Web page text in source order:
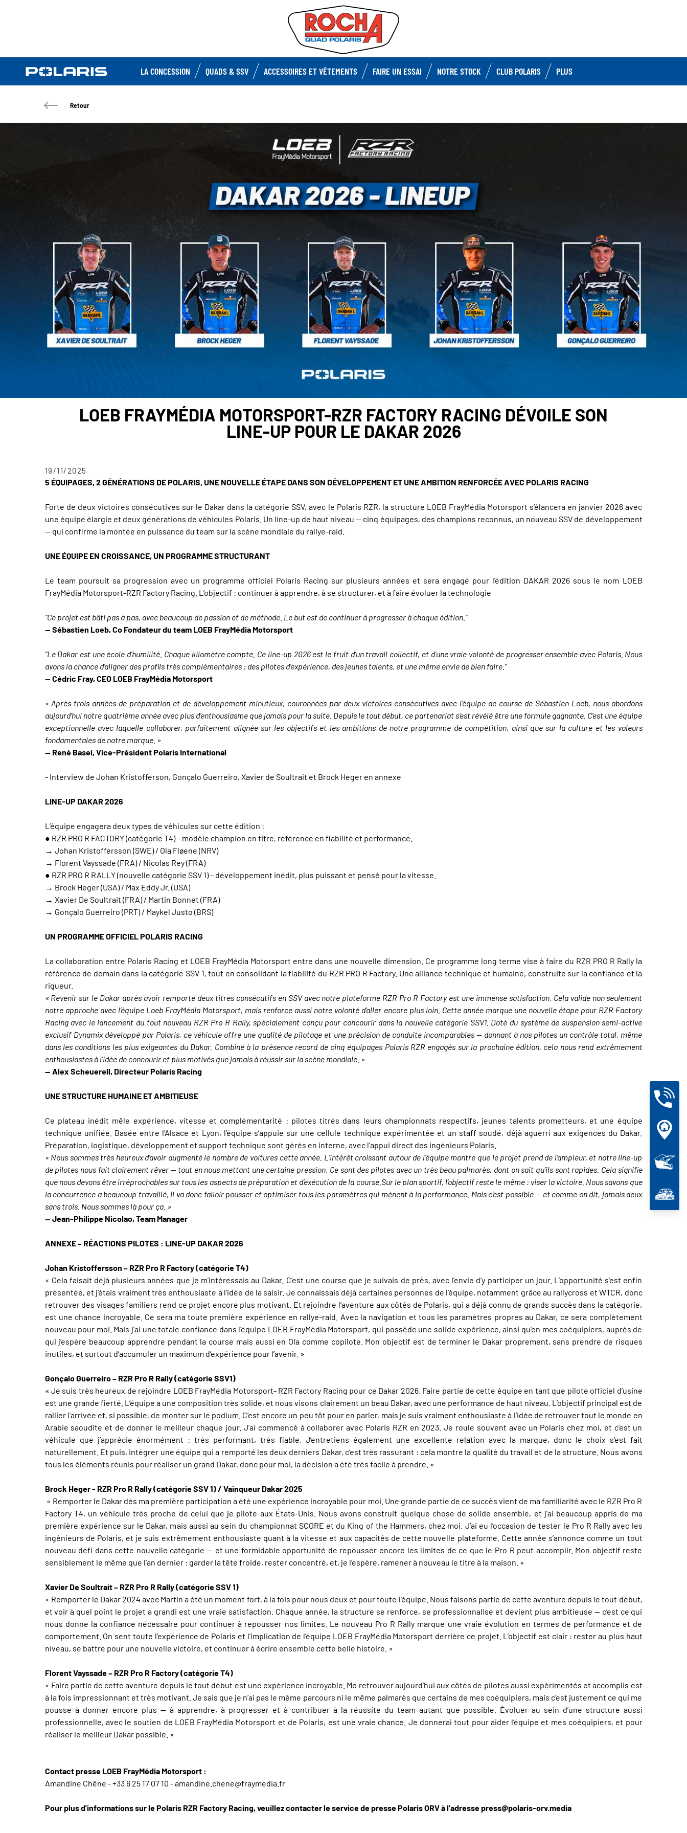
LA CONCESSION QUADS & SSV ACCESSOIRES ET VÊTEMENTS FAIRE UN ESSAI NOTRE STOCK CLUB POLARIS PLUS
Retour
LOEB FRAYMÉDIA MOTORSPORT-RZR FACTORY RACING DÉVOILE SON
LINE-UP POUR LE DAKAR 2026
19/11/2025
5 ÉQUIPAGES, 2 GÉNÉRATIONS DE POLARIS, UNE NOUVELLE ÉTAPE DANS SON DÉVELOPPEMENT ET UNE AMBITION RENFORCÉE AVEC POLARIS RACING
Forte de deux victoires consécutives sur le Dakar dans la catégorie SSV, avec le Polaris RZR, la structure LOEB FrayMédia Motorsport s’élancera en janvier 2026 avec
une équipe élargie et deux générations de véhicules Polaris. Un line-up de haut niveau — cinq équipages, des champions reconnus, un nouveau SSV de développement
— qui confirme la montée en puissance du team sur la scène mondiale du rallye-raid.
UNE ÉQUIPE EN CROISSANCE, UN PROGRAMME STRUCTURANT
Le team poursuit sa progression avec un programme officiel Polaris Racing sur plusieurs années et sera engagé pour l’édition DAKAR 2026 sous le nom LOEB
FrayMédia Motorsport-RZR Factory Racing. L’objectif : continuer à apprendre, à se structurer, et à faire évoluer la technologie
“Ce projet est bâti pas à pas, avec beaucoup de passion et de méthode. Le but est de continuer à progresser à chaque édition.”
— Sébastien Loeb, Co Fondateur du team LOEB FrayMédia Motorsport
“Le Dakar est une école d’humilité. Chaque kilomètre compte. Ce line-up 2026 est le fruit d’un travail collectif, et d’une vraie volonté de progresser ensemble avec Polaris. Nous
avons la chance d’aligner des profils très complémentaires : des pilotes d’expérience, des jeunes talents, et une même envie de bien faire.”
— Cédric Fray, CEO LOEB FrayMédia Motorsport
« Après trois années de préparation et de développement minutieux, couronnées par deux victoires consécutives avec l’équipe de course de Sébastien Loeb, nous abordons
aujourd’hui notre quatrième année avec plus d’enthousiasme que jamais pour la suite. Depuis le tout début, ce partenariat s’est révélé être une formule gagnante. C’est une équipe
exceptionnelle avec laquelle collaborer, parfaitement alignée sur les objectifs et les ambitions de notre programme de compétition, ainsi que sur la culture et les valeurs
fondamentales de notre marque. »
— René Basei, Vice-Président Polaris International
- Interview de Johan Kristofferson, Gonçalo Guerreiro, Xavier de Soultrait et Brock Heger en annexe
LINE-UP DAKAR 2026
L’équipe engagera deux types de véhicules sur cette édition :
● RZR PRO R FACTORY (catégorie T4) – modèle champion en titre, référence en fiabilité et performance.
→ Johan Kristoffersson (SWE) / Ola Fløene (NRV)
→ Florent Vayssade (FRA) / Nicolas Rey (FRA)
● RZR PRO R RALLY (nouvelle catégorie SSV 1) – développement inédit, plus puissant et pensé pour la vitesse.
→ Brock Heger (USA) / Max Eddy Jr. (USA)
→ Xavier De Soultrait (FRA) / Martin Bonnet (FRA)
→ Gonçalo Guerreiro (PRT) / Maykel Justo (BRS)
UN PROGRAMME OFFICIEL POLARIS RACING
La collaboration entre Polaris Racing et LOEB FrayMédia Motorsport entre dans une nouvelle dimension. Ce programme long terme vise à faire du RZR PRO R Rally la
référence de demain dans la catégorie SSV 1, tout en consolidant la fiabilité du RZR PRO R Factory. Une alliance technique et humaine, construite sur la confiance et la
rigueur.
« Revenir sur le Dakar après avoir remporté deux titres consécutifs en SSV avec notre plateforme RZR Pro R Factory est une immense satisfaction. Cela valide non seulement
notre approche avec l’équipe Loeb FrayMédia Motorsport, mais renforce aussi notre volonté d’aller encore plus loin. Cette année marque une nouvelle étape pour RZR Factory
Racing avec le lancement du tout nouveau RZR Pro R Rally, spécialement conçu pour concourir dans la nouvelle catégorie SSV1. Doté du système de suspension semi-active
exclusif Dynamix développé par Polaris, ce véhicule offre une qualité de pilotage et une précision de conduite incomparables — donnant à nos pilotes un contrôle total, même
dans les conditions les plus exigeantes du Dakar. Combiné à la présence record de cinq équipages Polaris RZR engagés sur la prochaine édition, cela nous rend extrêmement
enthousiastes à l’idée de concourir et plus motivés que jamais à réussir sur la scène mondiale. »
— Alex Scheuerell, Directeur Polaris Racing
UNE STRUCTURE HUMAINE ET AMBITIEUSE
Ce plateau inédit mêle expérience, vitesse et complémentarité : pilotes titrés dans leurs championnats respectifs, jeunes talents prometteurs, et une équipe
technique unifiée. Basée entre l’Alsace et Lyon, l’équipe s’appuie sur une cellule technique expérimentée et un staff soudé, déjà aguerri aux exigences du Dakar.
Préparation, logistique, développement et support technique sont gérés en interne, avec l’appui direct des ingénieurs Polaris.
« Nous sommes très heureux d’avoir augmenté le nombre de voitures cette année. L’intérêt croissant autour de l’équipe montre que le projet prend de l’ampleur, et notre line-up
de pilotes nous fait clairement rêver — tout en nous mettant une certaine pression. Ce sont des pilotes avec un très beau palmarès, dont on sait qu’ils sont rapides. Cela signifie
que nous devons être irréprochables sur tous les aspects de préparation et d’exécution de la course.Sur le plan sportif, l’objectif reste le même : viser la victoire. Nous savons que
la concurrence a beaucoup travaillé, il va donc falloir pousser et optimiser tous les paramètres qui mènent à la performance. Mais c’est possible — et comme on dit, jamais deux
sans trois. Nous sommes là pour ça. »
— Jean-Philippe Nicolao, Team Manager
ANNEXE – RÉACTIONS PILOTES : LINE-UP DAKAR 2026
Johan Kristoffersson – RZR Pro R Factory (catégorie T4)
« Cela faisait déjà plusieurs années que je m’intéressais au Dakar. C’est une course que je suivais de près, avec l’envie d’y participer un jour. L’opportunité s’est enfin
présentée, et j’étais vraiment très enthousiaste à l’idée de la saisir. Je connaissais déjà certaines personnes de l’équipe, notamment grâce au rallycross et WTCR, donc
retrouver des visages familiers rend ce projet encore plus motivant. Et rejoindre l’aventure aux côtés de Polaris, qui a déjà connu de grands succès dans la catégorie,
est une chance incroyable. Ce sera ma toute première expérience en rallye-raid. Avec la navigation et tous les paramètres propres au Dakar, ce sera complètement
nouveau pour moi. Mais j’ai une totale confiance dans l’équipe LOEB FrayMédia Motorsport, qui possède une solide expérience, ainsi qu’en mes coéquipiers, auprès de
qui j’espère beaucoup apprendre pendant la course mais aussi en Ola comme copilote. Mon objectif est de terminer le Dakar proprement, sans prendre de risques
inutiles, et surtout d’accumuler un maximum d’expérience pour l’avenir. »
Gonçalo Guerreiro – RZR Pro R Rally (catégorie SSV1)
« Je suis très heureux de rejoindre LOEB FrayMédia Motorsport- RZR Factory Racing pour ce Dakar 2026. Faire partie de cette équipe en tant que pilote officiel d’usine
est une grande fierté. L’équipe a une composition très solide, et nous visons clairement un beau Dakar, avec une performance de haut niveau. L’objectif principal est de
rallier l’arrivée et, si possible, de monter sur le podium. C’est encore un peu tôt pour en parler, mais je suis vraiment enthousiaste à l’idée de retrouver tout le monde en
Arabie saoudite et de donner le meilleur chaque jour. J’ai commencé à collaborer avec Polaris RZR en 2023. Je roule souvent avec un Polaris chez moi, et c’est un
véhicule que j’apprécie énormément : très performant, très fiable. J’entretiens également une excellente relation avec la marque, donc le choix s’est fait
naturellement. Et puis, intégrer une équipe qui a remporté les deux derniers Dakar, c’est très rassurant : cela montre la qualité du travail et de la structure. Nous avons
tous les éléments réunis pour réaliser un grand Dakar, donc pour moi, la décision a été très facile à prendre. »
Brock Heger - RZR Pro R Rally (catégorie SSV 1) / Vainqueur Dakar 2025
« Remporter le Dakar dès ma première participation a été une expérience incroyable pour moi. Une grande partie de ce succès vient de ma familiarité avec le RZR Pro R
Factory T4, un véhicule très proche de celui que je pilote aux États-Unis. Nous avons construit quelque chose de solide ensemble, et j’ai beaucoup appris de ma
première expérience sur le Dakar, mais aussi au sein du championnat SCORE et du King of the Hammers, chez moi. J’ai eu l’occasion de tester le Pro R Rally avec les
ingénieurs de Polaris, et je suis extrêmement enthousiaste quant à la vitesse et aux capacités de cette nouvelle plateforme. Cette année s’annonce comme un tout
nouveau défi dans cette nouvelle catégorie — et une formidable opportunité de repousser encore les limites de ce que le Pro R peut accomplir. Mon objectif reste
sensiblement le même que l’an dernier : garder la tête froide, rester concentré, et, je l’espère, ramener à nouveau le titre à la maison. »
Xavier De Soultrait – RZR Pro R Rally (catégorie SSV 1)
« Remporter le Dakar 2024 avec Martin a été un moment fort, à la fois pour nous deux et pour toute l’équipe. Nous faisons partie de cette aventure depuis le tout début,
et voir à quel point le projet a grandi est une vraie satisfaction. Chaque année, la structure se renforce, se professionnalise et devient plus ambitieuse — c’est ce qui
nous donne la confiance nécessaire pour continuer à repousser nos limites. Le nouveau Pro R Rally marque une vraie évolution en termes de performance et de
comportement. On sent toute l’expérience de Polaris et l’implication de l’équipe LOEB FrayMédia Motorsport derrière ce projet. L’objectif est clair : rester au plus haut
niveau, se battre pour une nouvelle victoire, et continuer à écrire ensemble cette belle histoire. »
Florent Vayssade – RZR Pro R Factory (catégorie T4)
« Faire partie de cette aventure depuis le tout début est une expérience incroyable. Me retrouver aujourd’hui aux côtés de pilotes aussi expérimentés et accomplis est
à la fois impressionnant et très motivant. Je sais que je n’ai pas le même parcours ni le même palmarès que certains de mes coéquipiers, mais c’est justement ce qui me
pousse à donner encore plus — à apprendre, à progresser et à contribuer à la réussite du team autant que possible. Évoluer au sein d’une structure aussi
professionnelle, avec le soutien de LOEB FrayMédia Motorsport et de Polaris, est une vraie chance. Je donnerai tout pour aider l’équipe et mes coéquipiers, et pour
réaliser le meilleur Dakar possible. »
Contact presse LOEB FrayMédia Motorsport :
Amandine Chêne - +33 6 25 17 07 10 - amandine.chene@fraymedia.fr
Pour plus d'informations sur le Polaris RZR Factory Racing, veuillez contacter le service de presse Polaris ORV à l'adresse press@polaris-orv.media